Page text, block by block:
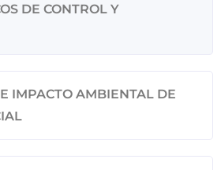
DE CONTROL Y
IMPACTO AMBIENTAL DE